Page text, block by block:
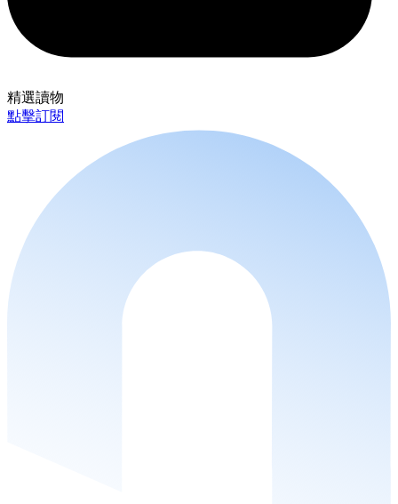
精選讀物
點擊訂閱